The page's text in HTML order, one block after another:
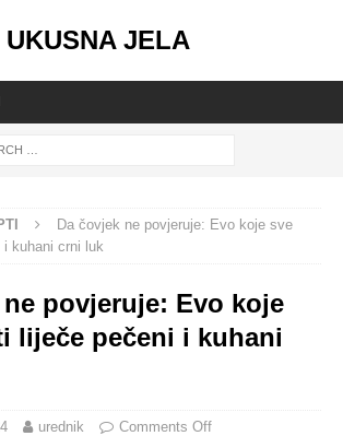
UKUSNA JELA
Da čovjek ne povjeruje: Evo koje sve
i kuhani crni luk
povjeruje: Evo koje
liječe pečeni i kuhani
urednik Comments Off